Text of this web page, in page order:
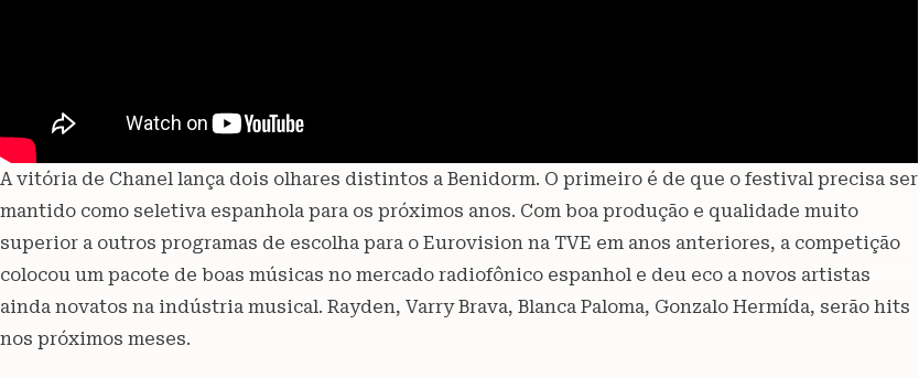
A vitória de Chanel lança dois olhares distintos a Benidorm. O primeiro é de que o festival precisa ser
mantido como seletiva espanhola para os próximos anos. Com boa produção e qualidade muito
superior a outros programas de escolha para o Eurovision na TVE em anos anteriores, a competição
colocou um pacote de boas músicas no mercado radiofônico espanhol e deu eco a novos artistas
ainda novatos na indústria musical. Rayden, Varry Brava, Blanca Paloma, Gonzalo Hermída, serão hits
nos próximos meses.